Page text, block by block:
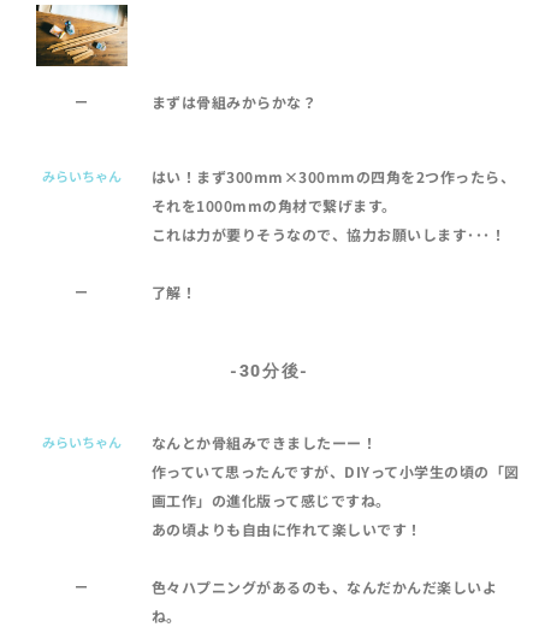
ー まずは骨組みからかな？
みらいちゃん
はい！まず300mm×300mmの四角を2つ作ったら、
それを1000mmの角材で繋げます。
これは力が要りそうなので、協力お願いします･･･！
ー 了解！
-30分後-
みらいちゃん
なんとか骨組みできましたーー！
作っていて思ったんですが、DIYって小学生の頃の「図
画工作」の進化版って感じですね。
あの頃よりも自由に作れて楽しいです！
ー
色々ハプニングがあるのも、なんだかんだ楽しいよ
ね。